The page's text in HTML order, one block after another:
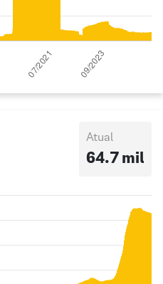
Atual
64.7 mil